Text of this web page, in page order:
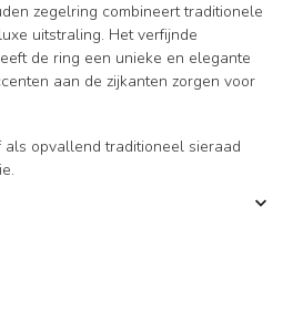
zegelring combineert traditionele
uitstraling. Het verfijnde
de ring een unieke en elegante
aan de zijkanten zorgen voor
opvallend traditioneel sieraad